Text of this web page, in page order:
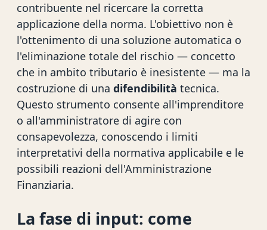
contribuente nel ricercare la corretta
applicazione della norma. L'obiettivo non è
l'ottenimento di una soluzione automatica o
l'eliminazione totale del rischio — concetto
che in ambito tributario è inesistente — ma la
costruzione di una difendibilità tecnica.
Questo strumento consente all'imprenditore
o all'amministratore di agire con
consapevolezza, conoscendo i limiti
interpretativi della normativa applicabile e le
possibili reazioni dell'Amministrazione
Finanziaria.
La fase di input: come